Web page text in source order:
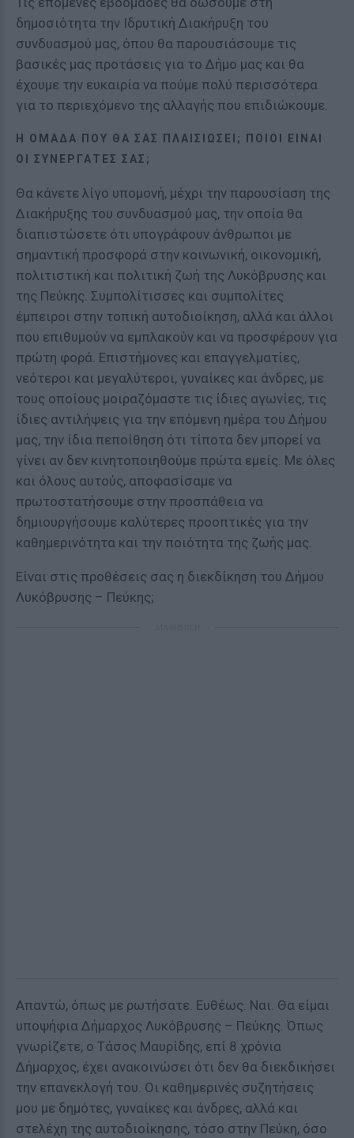
δημοσιότητα την Ιδρυτική Διακήρυξη του
συνδυασμού μας, όπου θα παρουσιάσουμε τις
βασικές μας προτάσεις για το Δήμο μας και θα
έχουμε την ευκαιρία να πούμε πολύ περισσότερα
για το περιεχόμενο της αλλαγής που επιδιώκουμε.
Η ΟΜΆΔΑ ΠΟΥ ΘΑ ΣΑΣ ΠΛΑΙΣΙΏΣΕΙ; ΠΟΙΟΙ ΕΊΝΑΙ
ΟΙ ΣΥΝΕΡΓΆΤΕΣ ΣΑΣ;
Θα κάνετε λίγο υπομονή, μέχρι την παρουσίαση της
Διακήρυξης του συνδυασμού μας, την οποία θα
διαπιστώσετε ότι υπογράφουν άνθρωποι με
σημαντική προσφορά στην κοινωνική, οικονομική,
πολιτιστική και πολιτική ζωή της Λυκόβρυσης και
της Πεύκης. Συμπολίτισσες και συμπολίτες
έμπειροι στην τοπική αυτοδιοίκηση, αλλά και άλλοι
που επιθυμούν να εμπλακούν και να προσφέρουν για
πρώτη φορά. Επιστήμονες και επαγγελματίες,
νεότεροι και μεγαλύτεροι, γυναίκες και άνδρες, με
τους οποίους μοιραζόμαστε τις ίδιες αγωνίες, τις
ίδιες αντιλήψεις για την επόμενη ημέρα του Δήμου
μας, την ίδια πεποίθηση ότι τίποτα δεν μπορεί να
γίνει αν δεν κινητοποιηθούμε πρώτα εμείς. Με όλες
και όλους αυτούς, αποφασίσαμε να
πρωτοστατήσουμε στην προσπάθεια να
δημιουργήσουμε καλύτερες προοπτικές για την
καθημερινότητα και την ποιότητα της ζωής μας.
Είναι στις προθέσεις σας η διεκδίκηση του Δήμου
Λυκόβρυσης – Πεύκης;
Απαντώ, όπως με ρωτήσατε. Ευθέως. Ναι. Θα είμαι
υποψήφια Δήμαρχος Λυκόβρυσης – Πεύκης. Όπως
γνωρίζετε, ο Τάσος Μαυρίδης, επί 8 χρόνια
Δήμαρχος, έχει ανακοινώσει ότι δεν θα διεκδικήσει
την επανεκλογή του. Οι καθημερινές συζητήσεις
μου με δημότες, γυναίκες και άνδρες, αλλά και
στελέχη της αυτοδιοίκησης, τόσο στην Πεύκη, όσο